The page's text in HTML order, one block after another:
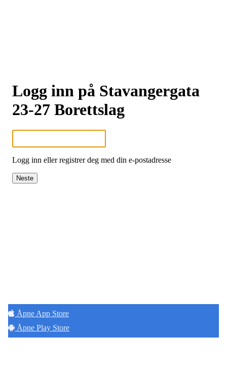
Logg inn på Stavangergata
23-27 Borettslag
Logg inn eller registrer deg med din e-postadresse
Neste
Åpne App Store
Åpne Play Store